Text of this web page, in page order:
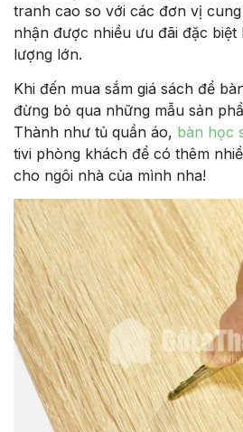
tranh cao so với các đơn vị
nhận được nhiều ưu đãi đặc biệt
lượng lớn.
Khi đến mua sắm giá sách để
đừng bỏ qua những mẫu sản
Thành như tủ quần áo, bàn học
tivi phòng khách để có thêm
cho ngôi nhà của mình nha!